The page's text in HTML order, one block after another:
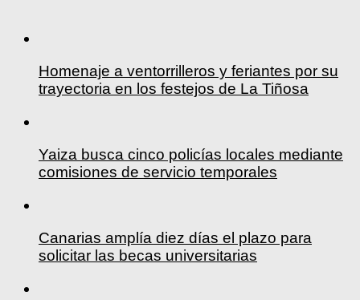
Homenaje a ventorrilleros y feriantes por su
trayectoria en los festejos de La Tiñosa
Yaiza busca cinco policías locales mediante
comisiones de servicio temporales
Canarias amplía diez días el plazo para
solicitar las becas universitarias